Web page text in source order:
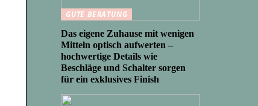
GUTE BERATUNG
Das eigene Zuhause mit wenigen
Mitteln optisch aufwerten –
hochwertige Details wie
Beschläge und Schalter sorgen
für ein exklusives Finish